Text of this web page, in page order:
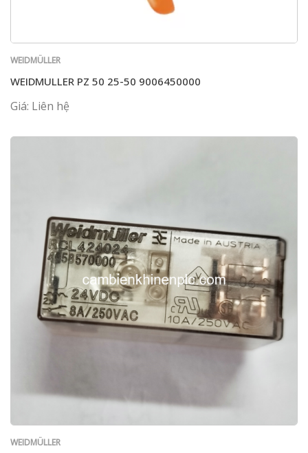
WEIDMÜLLER
WEIDMULLER PZ 50 25-50 9006450000
Giá: Liên hệ
WEIDMÜLLER